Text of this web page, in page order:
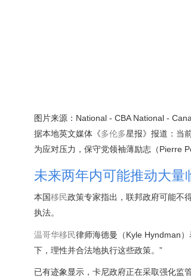
图片来源：National - CBA National -
据本地英文媒体《多伦多星报》报道：当
为应对压力，保守党领袖薄励志（Pierre
未来两年内可能推动大量
本国移民政策专家指出，联邦政府可能不
执法。
温哥华移民律师海德曼（Kyle Hyndman
下，理性并合法地执行这些政策。”
已有迹象显示，卡尼政府正在采取强化监